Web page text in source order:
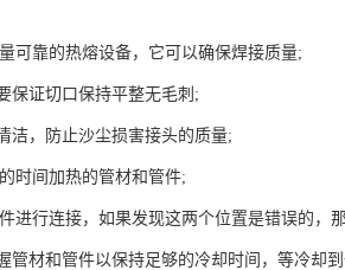
可靠的热熔设备，它可以确保焊接质量;
保证切口保持平整无毛刺;
洁，防止沙尘损害接头的质量;
时间加热的管材和管件;
进行连接，如果发现这两个位置是错误的，
管材和管件以保持足够的冷却时间，等冷却